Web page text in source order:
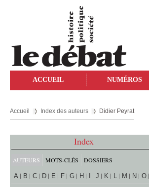
ACCUEIL NUMÉROS
Accueil Index des auteurs Didier Peyrat
Index
AUTEURS MOTS-CLÉS DOSSIERS
A B C D E F G H J K L M N
O